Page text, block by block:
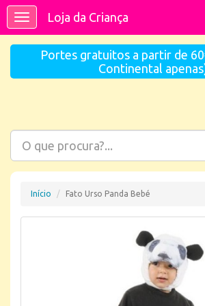
ToggleLoja da Criança
Portes gratuitos a partir de
Continental
Início Fato Urso Panda Bebé